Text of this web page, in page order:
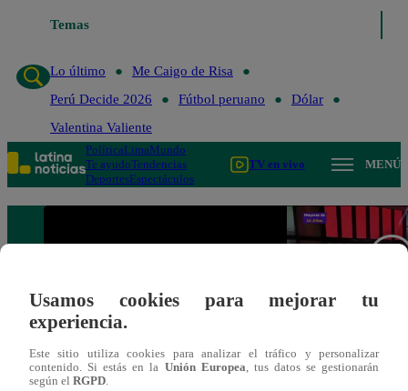
Temas
Lo último
Me Caigo de Risa
Perú Decide 2026
Fútbol peruano
Dólar
Valentina Valiente
PolíticaLimaMundo
Te ayudoTendencias
DeportesEspectáculos
TV en vivo MENÚ
Usamos cookies para mejorar tu
experiencia.
Este sitio utiliza cookies para analizar el tráfico y personalizar
contenido. Si estás en la Unión Europea , tus datos se gestionarán
según el RGPD